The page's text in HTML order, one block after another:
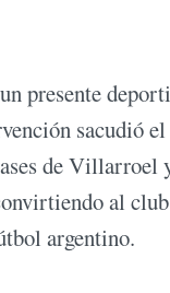
presente
sacudió
de Villarroel
al
argentino.